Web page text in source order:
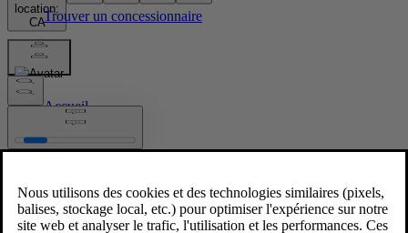
location:
CA
Images
Accueil
/